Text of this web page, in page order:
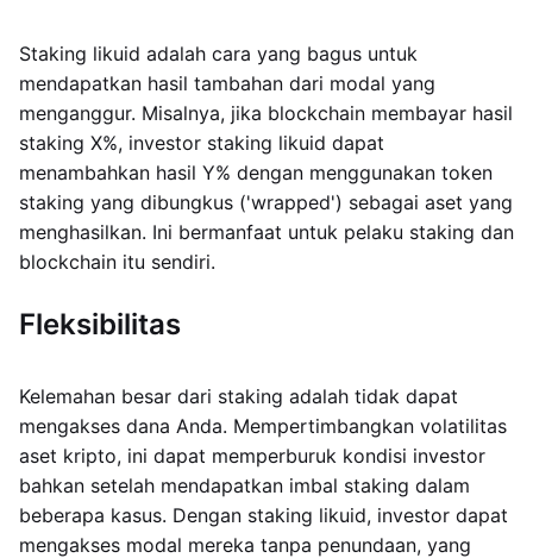
Staking likuid adalah cara yang bagus untuk
mendapatkan hasil tambahan dari modal yang
menganggur. Misalnya, jika blockchain membayar hasil
staking X%, investor staking likuid dapat
menambahkan hasil Y% dengan menggunakan token
staking yang dibungkus ('wrapped') sebagai aset yang
menghasilkan. Ini bermanfaat untuk pelaku staking dan
blockchain itu sendiri.
Fleksibilitas
Kelemahan besar dari staking adalah tidak dapat
mengakses dana Anda. Mempertimbangkan volatilitas
aset kripto, ini dapat memperburuk kondisi investor
bahkan setelah mendapatkan imbal staking dalam
beberapa kasus. Dengan staking likuid, investor dapat
mengakses modal mereka tanpa penundaan, yang